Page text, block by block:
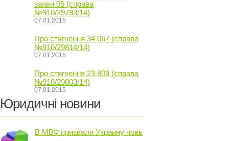
заяви 05 (справа
№910/29793/14)
07.01.2015
Про стягнення 34 067 (справа
№910/29814/14)
07.01.2015
Про стягнення 23 809 (справа
№910/29803/14)
07.01.2015
Юридичні новини
В МВФ призвали Украину повысить ...